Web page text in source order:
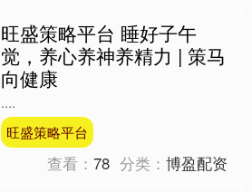
旺盛策略平台 睡好子午
觉，养心养神养精力 | 策马
向健康
....
旺盛策略平台
查看：78 分类：博盈配资